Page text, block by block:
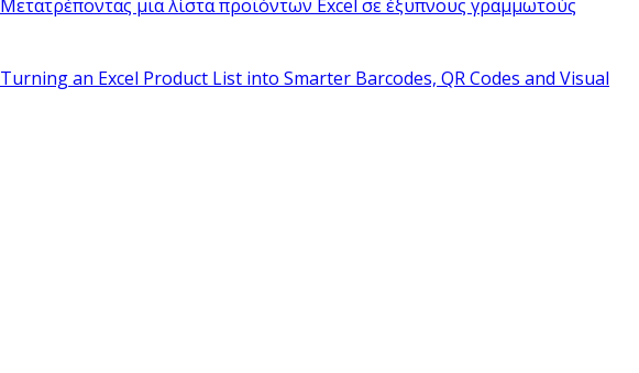
Μετατρέποντας μια λίστα προϊόντων Excel σε έξυπνους γραμμωτούς
Turning an Excel Product List into Smarter Barcodes, QR Codes and Visual